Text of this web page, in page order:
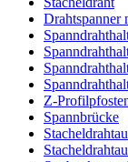
Drahtspanner
Z-
Spannbrücke